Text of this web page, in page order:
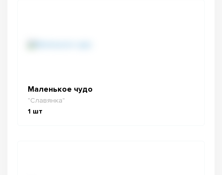
Маленькое чудо
"Славянка"
1 шт